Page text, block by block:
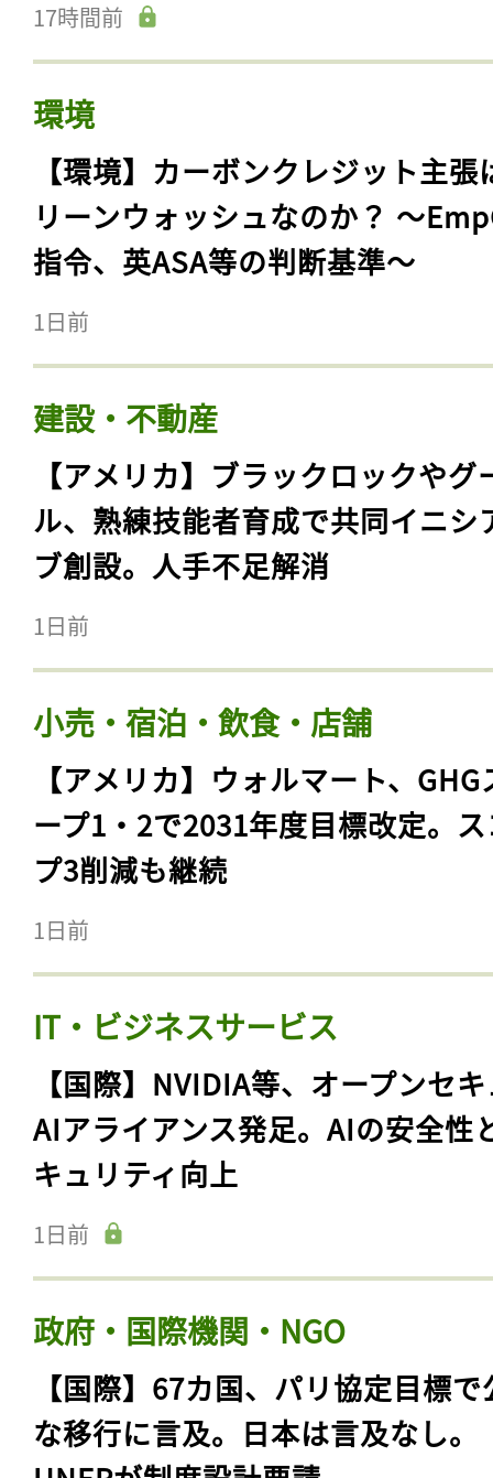
17時間前
環境
【環境】カーボンクレジット主張
リーンウォッシュなのか？ 〜
指令、英ASA等の判断基準〜
1日前
建設・不動産
【アメリカ】ブラックロックやグ
ル、熟練技能者育成で共同イニシ
ブ創設。人手不足解消
1日前
小売・宿泊・飲食・店舗
【アメリカ】ウォルマート、GHG
ープ1・2で2031年度目標改定。
プ3削減も継続
1日前
IT・ビジネスサービス
【国際】NVIDIA等、オープンセ
AIアライアンス発足。AIの安全性
キュリティ向上
1日前
政府・国際機関・NGO
【国際】67カ国、パリ協定目標で
な移行に言及。日本は言及なし。